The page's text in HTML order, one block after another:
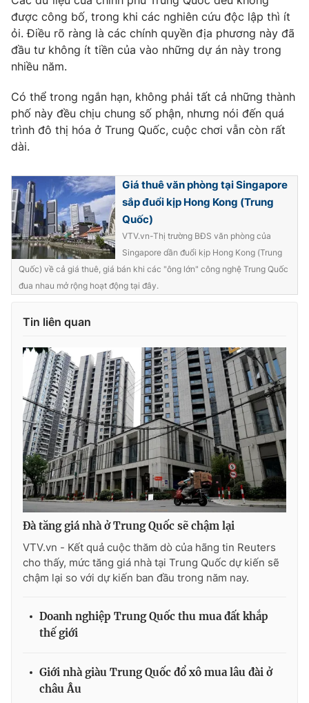
được công bố, trong khi các nghiên cứu độc lập thì ít
ỏi. Điều rõ ràng là các chính quyền địa phương này đã
đầu tư không ít tiền của vào những dự án này trong
nhiều năm.
Có thể trong ngắn hạn, không phải tất cả những thành
phố này đều chịu chung số phận, nhưng nói đến quá
trình đô thị hóa ở Trung Quốc, cuộc chơi vẫn còn rất
dài.
Giá thuê văn phòng tại Singapore
sắp đuổi kịp Hong Kong (Trung
Quốc)
VTV.vn-Thị trường BĐS văn phòng của
Singapore dần đuổi kịp Hong Kong (Trung
Quốc) về cả giá thuê, giá bán khi các "ông lớn" công nghệ Trung Quốc
đua nhau mở rộng hoạt động tại đây.
Tin liên quan
Đà tăng giá nhà ở Trung Quốc sẽ chậm lại
VTV.vn - Kết quả cuộc thăm dò của hãng tin Reuters
cho thấy, mức tăng giá nhà tại Trung Quốc dự kiến sẽ
chậm lại so với dự kiến ban đầu trong năm nay.
Doanh nghiệp Trung Quốc thu mua đất khắp
thế giới
Giới nhà giàu Trung Quốc đổ xô mua lâu đài ở
châu Âu